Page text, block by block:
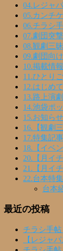
04.レジャ
05.カンチケ
06.チラシ
07.劇団突
08.観劇三
09.劇団向
10.掲載情報
11.ひとり
12.はじめ
13.路上演
14.池袋ポ
15.お知らせ
16.【観劇
17.特集記事
18.【イベ
20.【月イ
21.【月イ
22.台本特集
台本
最近の投稿
チラシ手
【レジャ